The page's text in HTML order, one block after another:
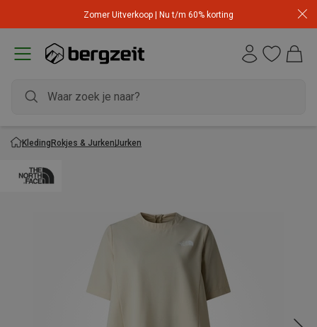
Zomer Uitverkoop | Nu t/m 60% korting
KledingRokjes & JurkenJurken